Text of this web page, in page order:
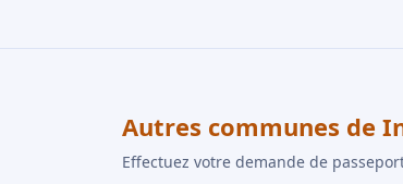
Autres communes de
Effectuez votre demande de